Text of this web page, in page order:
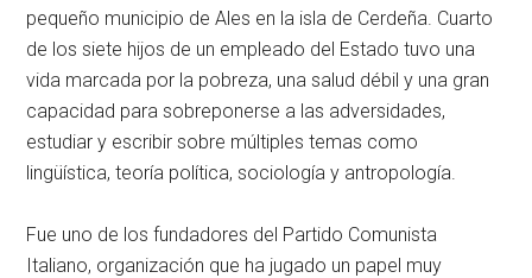
pequeño municipio de Ales en la isla de Cerdeña. Cuarto
de los siete hijos de un empleado del Estado tuvo una
vida marcada por la pobreza, una salud débil y una gran
capacidad para sobreponerse a las adversidades,
estudiar y escribir sobre múltiples temas como
lingüística, teoría política, sociología y antropología.
Fue uno de los fundadores del Partido Comunista
Italiano, organización que ha jugado un papel muy